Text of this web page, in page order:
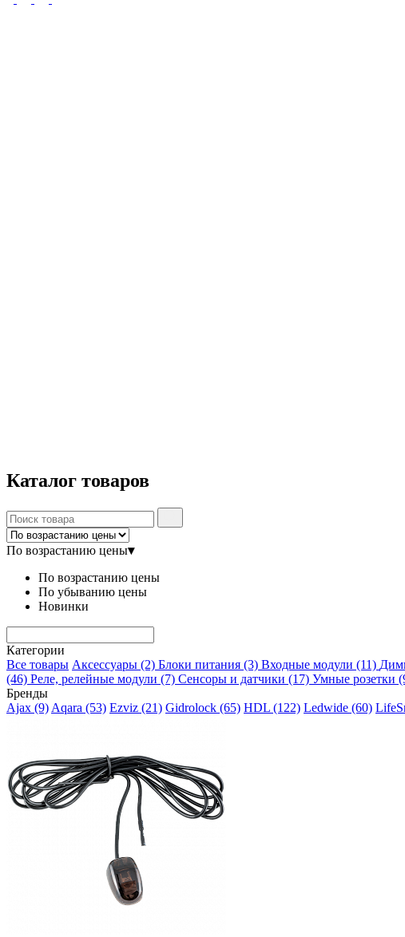
Каталог товаров
По возрастанию цены▾
По возрастанию цены
По убыванию цены
Новинки
Категории
Все товары Аксессуары (2) Блоки питания (3) Входные модули (11)
(46) Реле, релейные модули (7) Сенсоры и датчики (17) Умные розетки
Бренды
Ajax (9) Aqara (53) Ezviz (21) Gidrolock (65) HDL (122) Ledwide (60)